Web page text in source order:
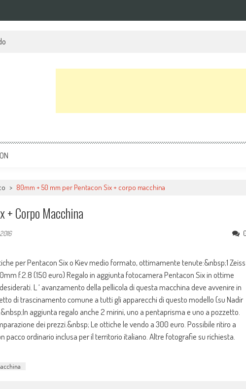
> 80mm + 50 mm per Pentacon Six + corpo macchina
Corpo Macchina
per Pentacon Six o Kiev medio formato, ottimamente tenute:&nbsp;1 Zeiss
f.2.8 (150 euro) Regalo in aggiunta fotocamera Pentacon Six in ottime
L ‘ avanzamento della pellicola di questa macchina deve avvenire in
di trascinamento comune a tutti gli apparecchi di questo modello (su Nadir
aggiunta regalo anche 2 mirini, uno a pentaprisma e uno a pozzetto.
dei prezzi.&nbsp; Le ottiche le vendo a 300 euro. Possibile ritiro a
pacco ordinario inclusa per il territorio italiano. Altre fotografie su richiesta.